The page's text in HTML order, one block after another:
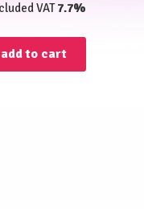
VAT7.7%